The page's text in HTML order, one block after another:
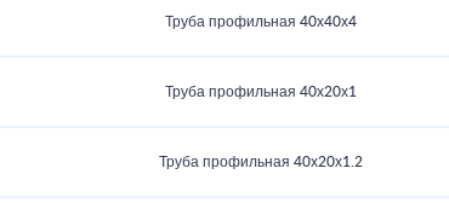
Труба профильная 40х40х4
Труба профильная 40х20х1
Труба профильная 40х20х1.2